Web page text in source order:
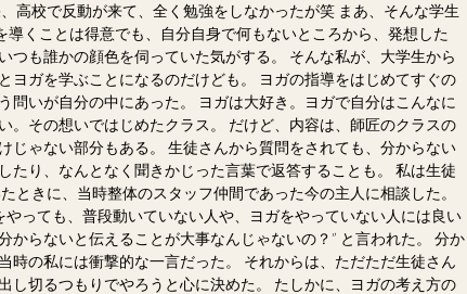
高校で反動が来て、全く勉強をしなかったが笑 まあ、そんな学生
導くことは得意でも、自分自身で何もないところから、発想した
つも誰かの顔色を伺っていた気がする。 そんな私が、大学生から
ヨガを学ぶことになるのだけども。 ヨガの指導をはじめてすぐの
問いが自分の中にあった。 ヨガは大好き。ヨガで自分はこんなに
。その想いではじめたクラス。 だけど、内容は、師匠のクラスの
じゃない部分もある。 生徒さんから質問をされても、分からない
たり、なんとなく聞きかじった言葉で返答することも。 私は生徒
ときに、当時整体のスタッフ仲間であった今の主人に相談した。
っても、普段動いていない人や、ヨガをやっていない人には良い
らないと伝えることが大事なんじゃないの？” と言われた。 分か
時の私には衝撃的な一言だった。 それからは、ただただ生徒さん
し切るつもりでやろうと心に決めた。 たしかに、ヨガの考え方の